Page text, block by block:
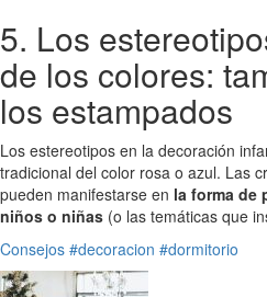
5. Los
de los colores:
los estampados
Los estereotipos en la decoración
tradicional del color rosa o azul. Las
pueden manifestarse en la forma de
niños o niñas (o las temáticas que
Consejos #decoracion #dormitorio